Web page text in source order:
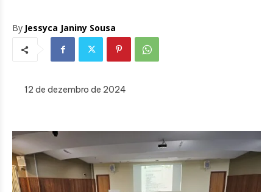
By Jessyca Janiny Sousa
12 de dezembro de 2024